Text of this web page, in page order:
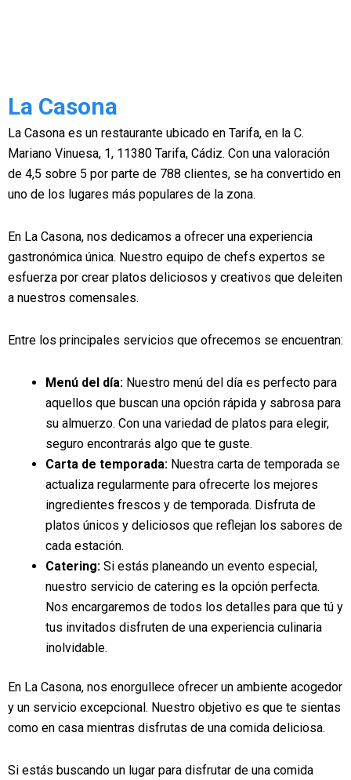
La Casona
La Casona es un restaurante ubicado en Tarifa, en la C.
Mariano Vinuesa, 1, 11380 Tarifa, Cádiz. Con una valoración
de 4,5 sobre 5 por parte de 788 clientes, se ha convertido en
uno de los lugares más populares de la zona.
En La Casona, nos dedicamos a ofrecer una experiencia
gastronómica única. Nuestro equipo de chefs expertos se
esfuerza por crear platos deliciosos y creativos que deleiten
a nuestros comensales.
Entre los principales servicios que ofrecemos se encuentran:
Menú del día: Nuestro menú del día es perfecto para
aquellos que buscan una opción rápida y sabrosa para
su almuerzo. Con una variedad de platos para elegir,
seguro encontrarás algo que te guste.
Carta de temporada: Nuestra carta de temporada se
actualiza regularmente para ofrecerte los mejores
ingredientes frescos y de temporada. Disfruta de
platos únicos y deliciosos que reflejan los sabores de
cada estación.
Catering: Si estás planeando un evento especial,
nuestro servicio de catering es la opción perfecta.
Nos encargaremos de todos los detalles para que tú y
tus invitados disfruten de una experiencia culinaria
inolvidable.
En La Casona, nos enorgullece ofrecer un ambiente acogedor
y un servicio excepcional. Nuestro objetivo es que te sientas
como en casa mientras disfrutas de una comida deliciosa.
Si estás buscando un lugar para disfrutar de una comida